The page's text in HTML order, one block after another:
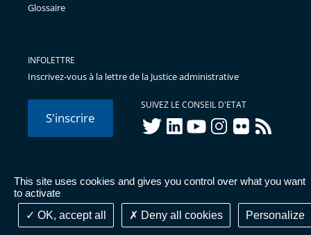
This site uses cookies and gives you control over what you want
to activate
OK, accept all
Deny all cookies Personalize
Glossaire
INFOLETTRE
Inscrivez-vous à la lettre de la Justice administrative
S'inscrire
SUIVEZ LE CONSEIL D'ETAT
twitterlinkedInyoutubeinstagram
flickr rss
© Conseil d'État 2026 - Mentions légales
Données
personnelles-Publications administratives-Accessibilité :
partiellement conforme